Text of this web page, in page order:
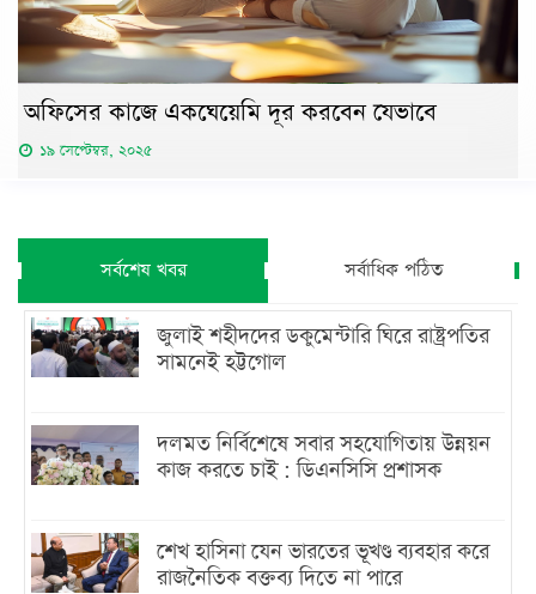
অফিসের কাজে একঘেয়েমি দূর করবেন যেভাবে
১৯ সেপ্টেম্বর, ২০২৫
সর্বশেষ খবর সর্বাধিক পঠিত
জুলাই শহীদদের ডকুমেন্টারি ঘিরে রাষ্ট্রপতির
সামনেই হট্টগোল
দলমত নির্বিশেষে সবার সহযোগিতায় উন্নয়ন
কাজ করতে চাই : ডিএনসিসি প্রশাসক
শেখ হাসিনা যেন ভারতের ভূখণ্ড ব্যবহার করে
রাজনৈতিক বক্তব্য দিতে না পারে